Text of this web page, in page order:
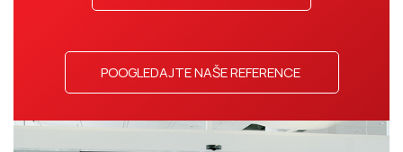
POOGLEDAJTE NAŠE REFERENCE